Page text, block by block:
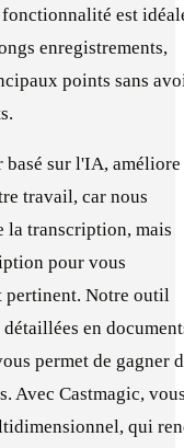
est
enregistrements,
points sans
basé sur l'IA, améliore
travail, car nous
la transcription, mais
pour vous
pertinent. Notre outil
en
permet de gagner
Avec Castmagic,
qui